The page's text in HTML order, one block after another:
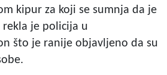
kipur za koji se sumnja da je
je policija u
što je ranije objavljeno da su